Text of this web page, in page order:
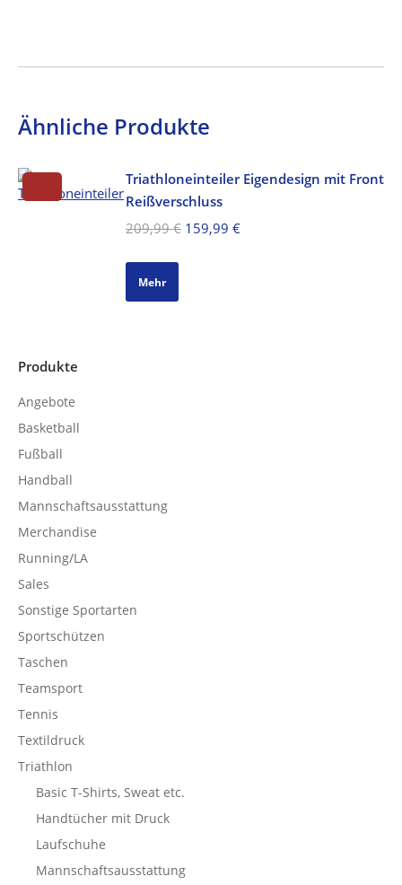
Ähnliche Produkte
Triathloneinteiler Eigendesign mit Front
Reißverschluss
209,99€ Ursprünglicher
159,99 €Aktueller
Mehr
Produkte
Angebote
Basketball
Fußball
Handball
Mannschaftsausstattung
Merchandise
Running/LA
Sales
Sonstige Sportarten
Sportschützen
Taschen
Teamsport
Tennis
Textildruck
Triathlon
Basic T-Shirts, Sweat etc.
Handtücher mit Druck
Laufschuhe
Mannschaftsausstattung